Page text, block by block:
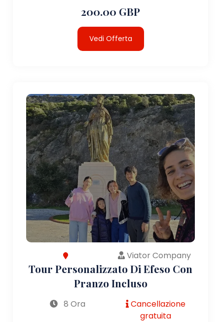
200.00 GBP
Vedi Offerta
Viator Company
Tour Personalizzato Di Efeso Con
Pranzo Incluso
8 Ora
Cancellazione
gratuita